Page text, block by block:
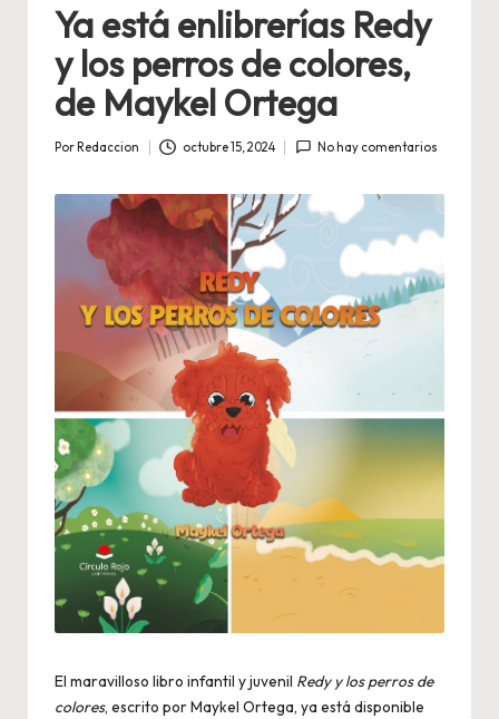
Ya está enlibrerías Redy
y los perros de colores,
de Maykel Ortega
Por Redaccion octubre 15, 2024 No hay comentarios
El maravilloso libro infantil y juvenil Redy y los perros de
colores, escrito por Maykel Ortega, ya está disponible